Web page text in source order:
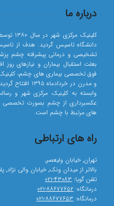
درباره ما
دانشگاه تاسیس گردید. هدف از
تشخیصی و درمانی پیشرفته چشم
بعلت استقبال بیماران و نیازهای
فوق تخصصی بیماری های چشم،
و مدرن در
وابسته به کلینیک مرکزی شهر و
عکسبرداری از چشم بصورت تخصصی
های مرتبط با چشم است.
راه های ارتباطی
تهران٬ خیابان ولیعصر٬
بالاتر از میدان ونک٬ خیابان والی نژاد٬ پلاک ۲۶
تلفن گویا: ۴۳۰۸۳-۰۲۱
درمانگاه: ۸۸۶۷۷۶۵۲-۰۲۱
درمانگاه: ۸۸۶۷۷۶۵۳-۰۲۱